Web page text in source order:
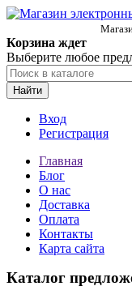
Корзина ждет
Выберите любое
Найти
Вход
Регистрация
Главная
Блог
О нас
Доставка
Оплата
Контакты
Карта сайта
Каталог